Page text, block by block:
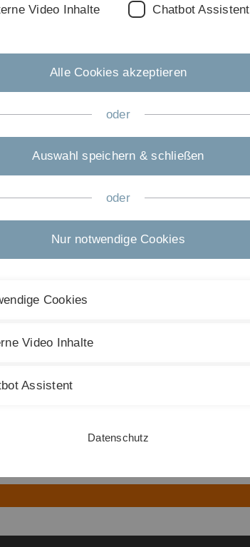
Hochschule absolvieren? Dann empfehlen
Webseiten oder besuchen Sie
wollen.
Kontakt auf.
die Ihnen weiterhelfen:
Video Inhalte Chatbot Assistent
Alle Cookies akzeptieren
oder
Auswahl speichern & schließen
oder
Nur notwendige Cookies
Cookies
Video Inhalte
Assistent
Datenschutz